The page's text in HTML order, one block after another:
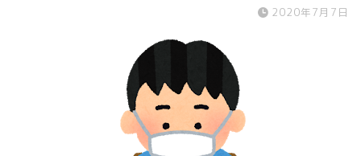
2020年7月7日